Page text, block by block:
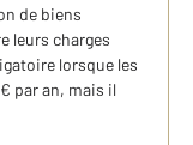
de biens
leurs charges
lorsque les
par an, mais il